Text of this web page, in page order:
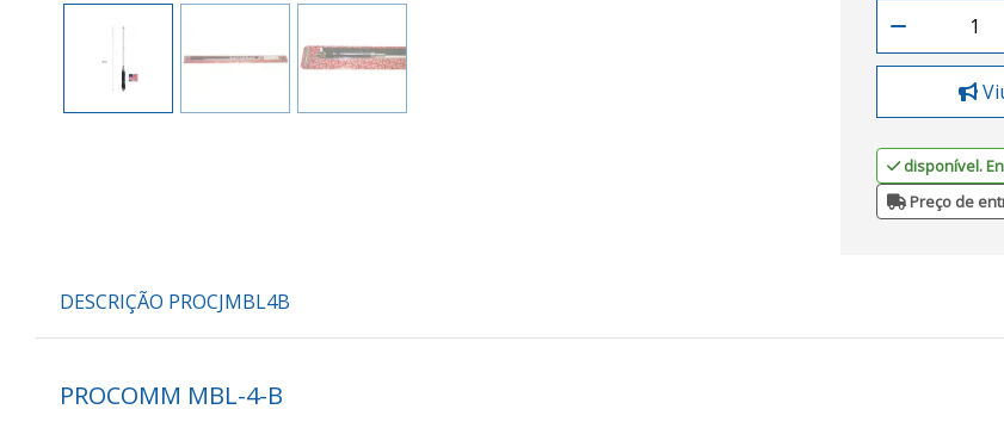
disponível.
Preço de
DESCRIÇÃO PROCJMBL4B
PROCOMM MBL-4-B